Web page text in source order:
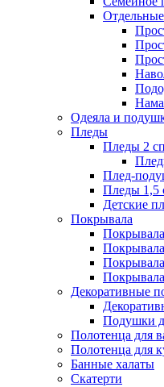
Одеяла и
Пледы
Пледы 2
Плед-
Пледы 1,5
Детские
Покрывала
Декоративные
Подушки
Полотенца для
Полотенца для
Банные халаты
Скатерти